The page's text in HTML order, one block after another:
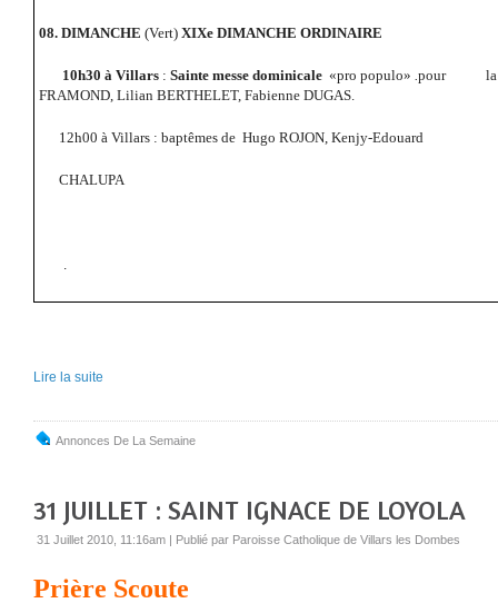
08. DIMANCHE (Vert) XIXe DIMANCHE ORDINAIRE
10h30 à Villars : Sainte messe dominicale «pro populo» .pour
FRAMOND, Lilian BERTHELET, Fabienne DUGAS.
12h00 à Villars : baptêmes de Hugo ROJON, Kenjy-Edouard
CHALUPA
.
Lire la suite
Annonces De La Semaine
31 JUILLET : SAINT IGNACE DE LOYOLA
31 Juillet 2010, 11:16am | Publié par Paroisse Catholique de Villars les Dombes
Prière Scoute